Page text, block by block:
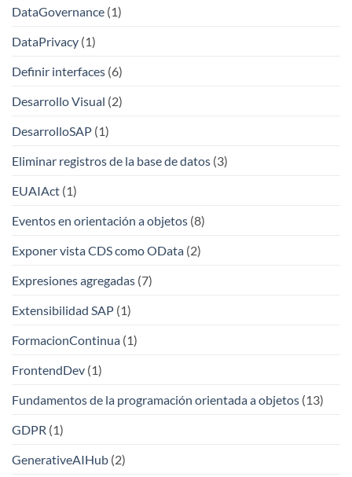
DataGovernance (1)
DataPrivacy (1)
Definir interfaces (6)
Desarrollo Visual (2)
DesarrolloSAP (1)
Eliminar registros de la base de datos (3)
EUAIAct (1)
Eventos en orientación a objetos (8)
Exponer vista CDS como OData (2)
Expresiones agregadas (7)
Extensibilidad SAP (1)
FormacionContinua (1)
FrontendDev (1)
Fundamentos de la programación orientada a objetos (13)
GDPR (1)
GenerativeAIHub (2)